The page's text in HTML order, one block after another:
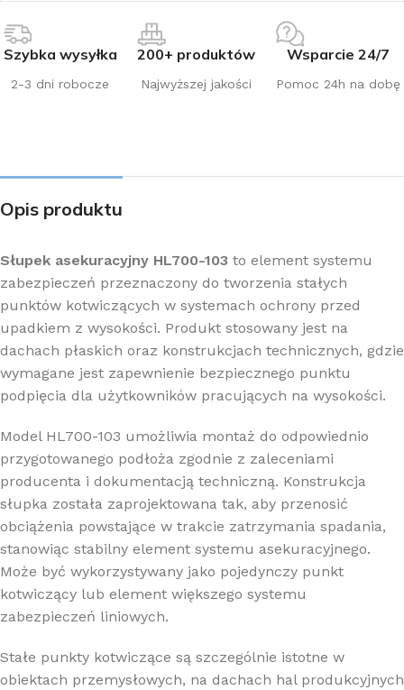
Szybka wysyłka
2-3 dni robocze
200+ produktów
Najwyższej jakości
Wsparcie 24/7
Pomoc 24h na dobę
Opis produktu
Słupek asekuracyjny HL700-103 to element systemu
zabezpieczeń przeznaczony do tworzenia stałych
punktów kotwiczących w systemach ochrony przed
upadkiem z wysokości. Produkt stosowany jest na
dachach płaskich oraz konstrukcjach technicznych, gdzie
wymagane jest zapewnienie bezpiecznego punktu
podpięcia dla użytkowników pracujących na wysokości.
Model HL700-103 umożliwia montaż do odpowiednio
przygotowanego podłoża zgodnie z zaleceniami
producenta i dokumentacją techniczną. Konstrukcja
słupka została zaprojektowana tak, aby przenosić
obciążenia powstające w trakcie zatrzymania spadania,
stanowiąc stabilny element systemu asekuracyjnego.
Może być wykorzystywany jako pojedynczy punkt
kotwiczący lub element większego systemu
zabezpieczeń liniowych.
Stałe punkty kotwiczące są szczególnie istotne w
obiektach przemysłowych, na dachach hal produkcyjnych